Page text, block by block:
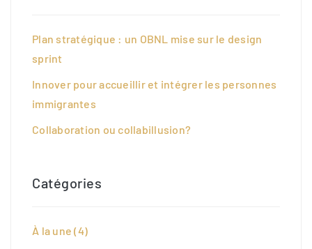
Plan stratégique : un OBNL mise sur le design
sprint
Innover pour accueillir et intégrer les personnes
immigrantes
Collaboration ou collabillusion?
Catégories
À la une(4)